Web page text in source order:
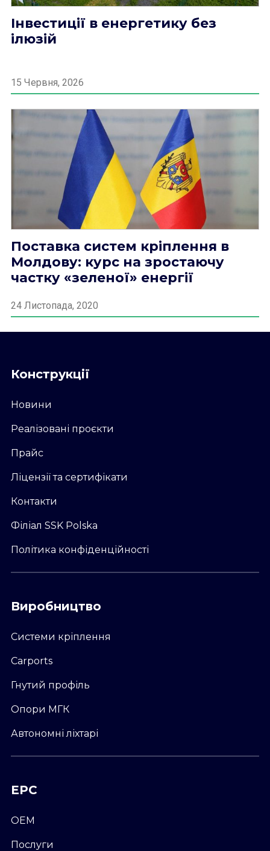
Інвестиції в енергетику без
ілюзій
15 Червня, 2026
Поставка систем кріплення в
Молдову: курс на зростаючу
частку «зеленої» енергії
24 Листопада, 2020
Конструкції
Новини
Реалізовані проєкти
Прайс
Ліцензії та сертифікати
Контакти
Філіал SSK Polska
Політика конфіденційності
Виробництво
Системи кріплення
Carports
Гнутий профіль
Опори МГК
Автономні ліхтарі
ЕРС
OEM
Послуги